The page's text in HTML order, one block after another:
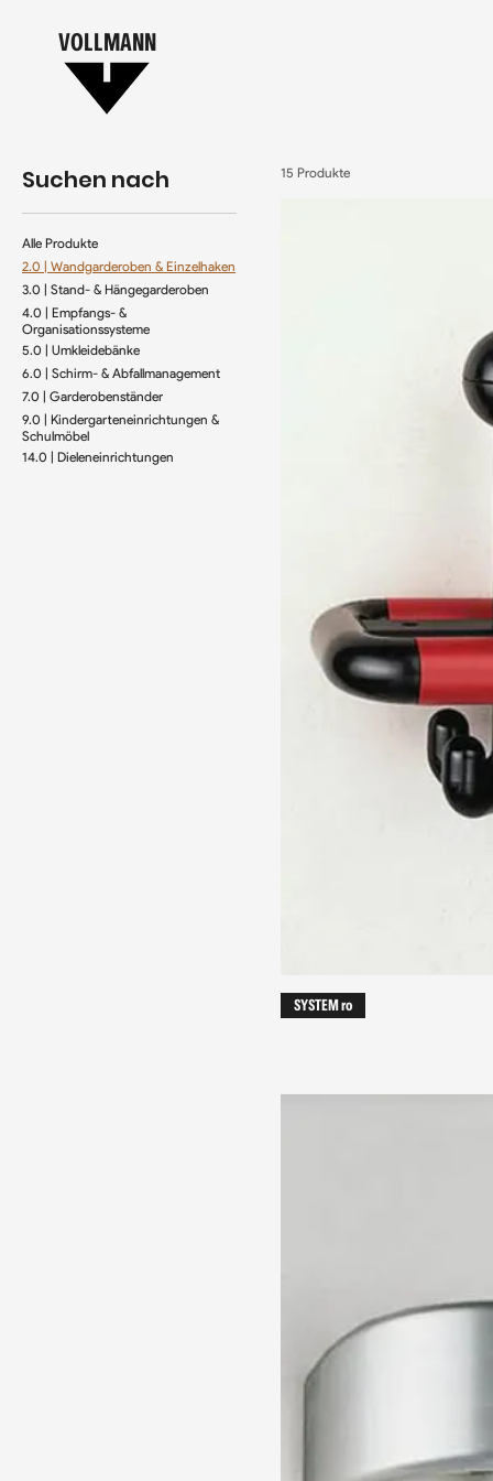
VOLLMANN
Suchen nach
Alle Produkte
2.0 | Wandgarderoben & Einzelhaken
3.0 | Stand- & Hängegarderoben
4.0 | Empfangs- &
Organisationssysteme
5.0 | Umkleidebänke
6.0 | Schirm- & Abfallmanagement
7.0 | Garderobenständer
9.0 | Kindergarteneinrichtungen &
Schulmöbel
14.0 | Dieleneinrichtungen
15 Produkte
SYSTEM ro